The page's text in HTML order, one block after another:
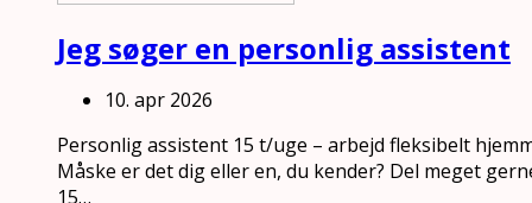
Jeg søger en personlig assistent
10. apr 2026
Personlig assistent 15 t/uge – arbejd fleksibelt
Måske er det dig eller en, du kender? Del meget
15…